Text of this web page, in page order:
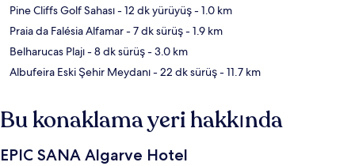
Pine Cliffs Golf Sahası- 12 dk yürüyüş- 1.0 km
Praia da Falésia Alfamar- 7 dk sürüş- 1.9 km
Belharucas Plajı- 8 dk sürüş- 3.0 km
Albufeira Eski Şehir Meydanı- 22 dk sürüş- 11.7 km
Bu konaklama yeri hakkında
EPIC SANA Algarve Hotel